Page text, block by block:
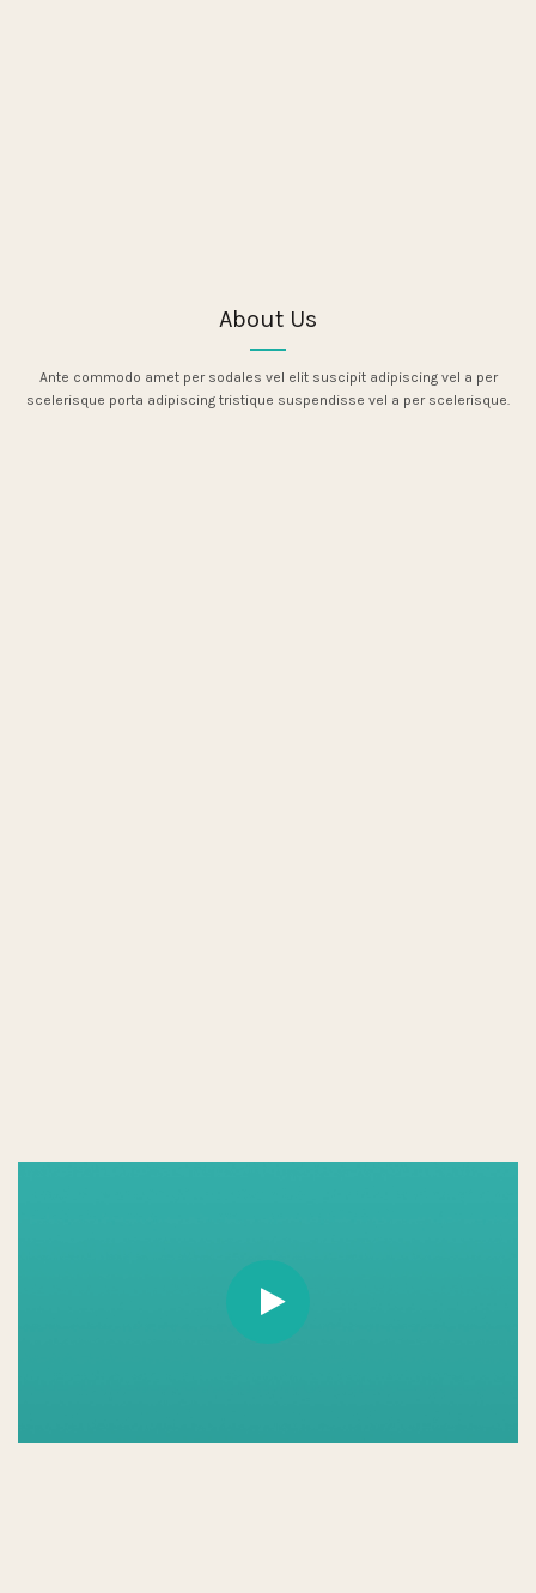
About Us
Ante commodo amet per sodales vel elit suscipit adipiscing vel a per
scelerisque porta adipiscing tristique suspendisse vel a per scelerisque.